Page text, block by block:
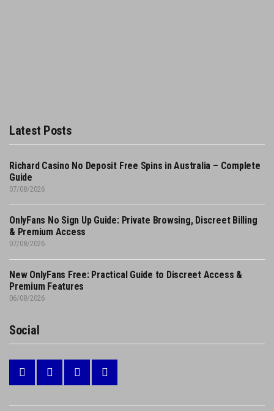
Latest Posts
Richard Casino No Deposit Free Spins in Australia – Complete
Guide
07/08/2026
OnlyFans No Sign Up Guide: Private Browsing, Discreet Billing
& Premium Access
07/08/2026
New OnlyFans Free: Practical Guide to Discreet Access &
Premium Features
06/08/2026
Social